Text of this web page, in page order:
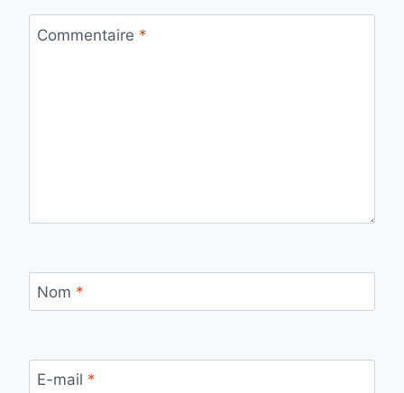
Commentaire *
Nom *
E-mail *